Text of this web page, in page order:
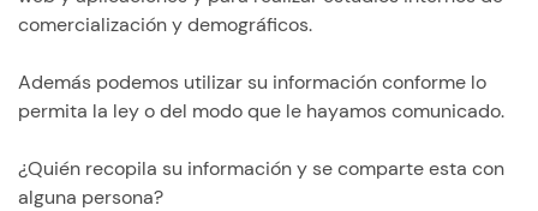
comercialización y demográficos.
Además podemos utilizar su información conforme lo
permita la ley o del modo que le hayamos comunicado.
¿Quién recopila su información y se comparte esta con
alguna persona?